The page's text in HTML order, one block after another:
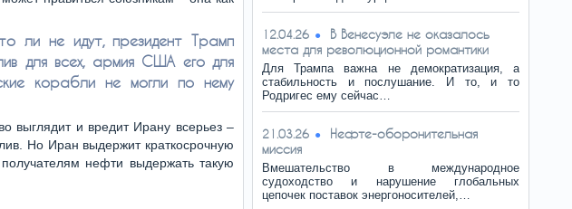
ли не идут, президент Трамп
для всех, армия США его для
корабли не могли по нему
выглядит и вредит Ирану всерьез –
Но Иран выдержит краткосрочную
нефти выдержать такую
12.04.26
В Венесуэле не оказалось
места для революционной романтики
Для Трампа важна не демократизация, а
стабильность и послушание. И то, и то
Родригес ему сейчас…
21.03.26
Нефте-оборонительная
миссия
Вмешательство в международное
судоходство и нарушение глобальных
цепочек поставок энергоносителей,…